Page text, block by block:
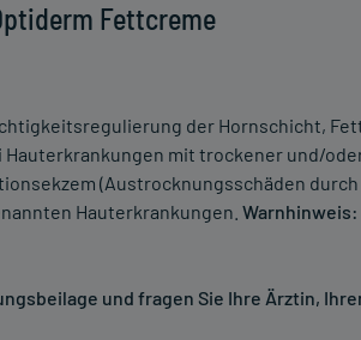
Fettcreme
der Hornschicht,
mit trockener und/
(Austrocknungsschäden
Hauterkrankungen. Warnhinweis:
und fragen Sie Ihre Ärztin,